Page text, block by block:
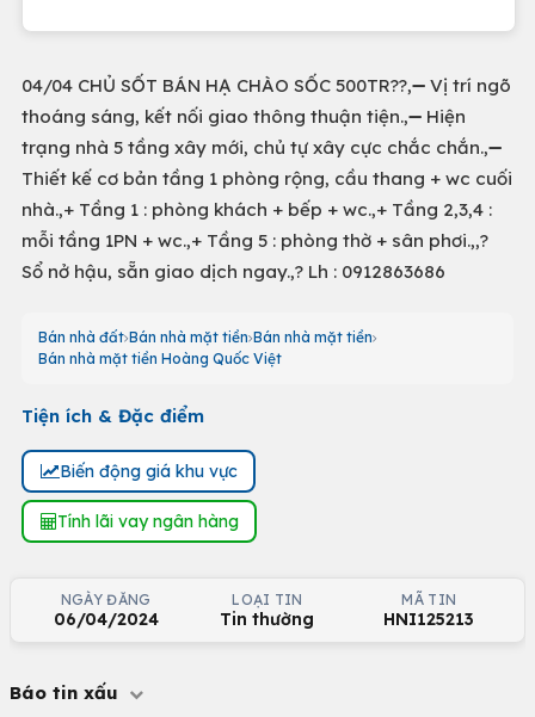
04/04 CHỦ SỐT BÁN HẠ CHÀO SỐC 500TR??,➖ Vị trí ngõ
thoáng sáng, kết nối giao thông thuận tiện.,➖ Hiện
trạng nhà 5 tầng xây mới, chủ tự xây cực chắc chắn.,➖
Thiết kế cơ bản tầng 1 phòng rộng, cầu thang + wc cuối
nhà.,+ Tầng 1 : phòng khách + bếp + wc.,+ Tầng 2,3,4 :
mỗi tầng 1PN + wc.,+ Tầng 5 : phòng thờ + sân phơi.,,?
Sổ nở hậu, sẵn giao dịch ngay.,? Lh : 0912863686
Bán nhà đất Bán nhà mặt tiền Bán nhà mặt tiền
Bán nhà mặt tiền Hoàng Quốc Việt
Tiện ích & Đặc điểm
Biến động giá khu vực
Tính lãi vay ngân hàng
NGÀY ĐĂNG
06/04/2024
LOẠI TIN
Tin thường
MÃ TIN
HNI125213
Báo tin xấu